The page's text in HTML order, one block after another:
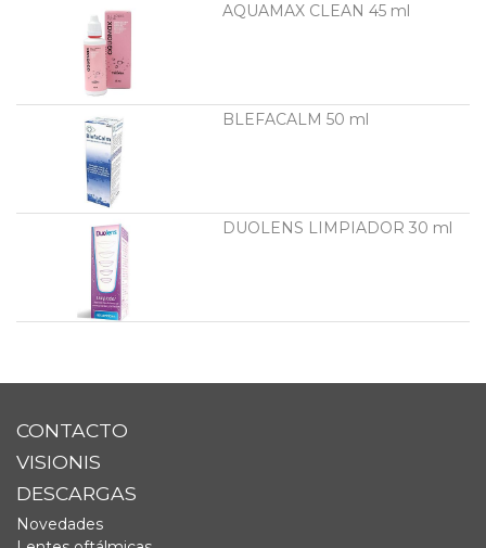
AQUAMAX CLEAN 45 ml
BLEFACALM 50 ml
DUOLENS LIMPIADOR 30 ml
CONTACTO
VISIONIS
DESCARGAS
Novedades